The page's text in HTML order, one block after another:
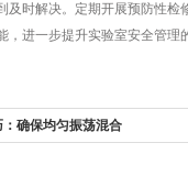
时解决。定期开展预防性检
进一步提升实验室安全管理
确保均匀振荡混合